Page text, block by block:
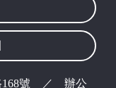
168號 ／ 辦公